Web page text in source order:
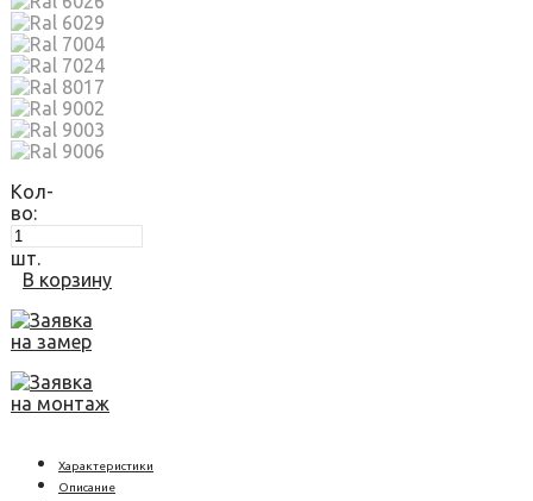
Кол-
во:
шт.
В корзину
Заявка
на замер
Заявка
на монтаж
Характеристики
Описание